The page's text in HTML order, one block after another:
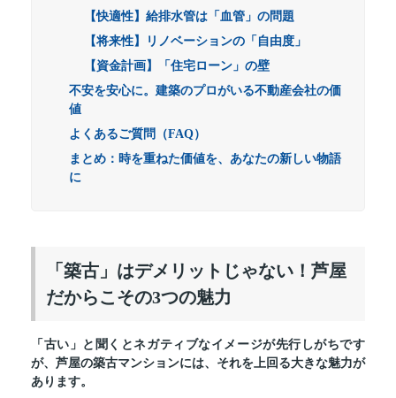
【快適性】給排水管は「血管」の問題
【将来性】リノベーションの「自由度」
【資金計画】「住宅ローン」の壁
不安を安心に。建築のプロがいる不動産会社の価
値
よくあるご質問（FAQ）
まとめ：時を重ねた価値を、あなたの新しい物語
に
「築古」はデメリットじゃない！芦屋
だからこその3つの魅力
「古い」と聞くとネガティブなイメージが先行しがちです
が、芦屋の築古マンションには、それを上回る大きな魅力が
あります。